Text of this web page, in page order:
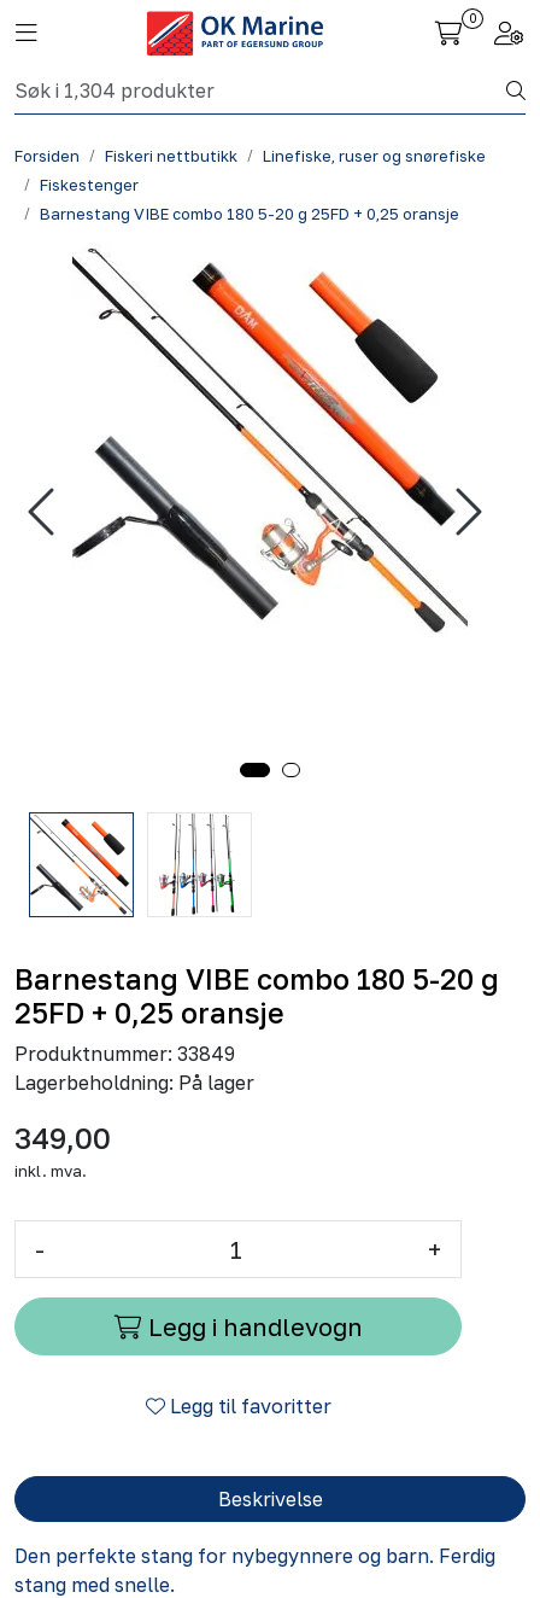
Skip to main content
Toggle navigation
0
Forsiden Fiskeri nettbutikk
Linefiske, ruser og snørefiske
Fiskestenger
Barnestang VIBE combo 180 5-20 g 25FD + 0,25 oransje
Barnestang VIBE combo 180 5-20 g
25FD + 0,25 oransje
Produktnummer: 33849
Lagerbeholdning: På lager
349,00
inkl. mva.
- +
Legg i handlevogn
Legg til favoritter
Beskrivelse
Den perfekte stang for nybegynnere og barn. Ferdig
stang med snelle.
Fiskeri nettbutikk
Havbruk